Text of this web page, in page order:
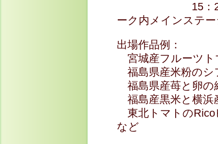
15：25～ 結
ーク内メインステ
出場作品例：
宮城産フルーツト
福島県産米粉のシ
福島県産苺と卵
福島産黒米と横浜
東北トマトのRico
など